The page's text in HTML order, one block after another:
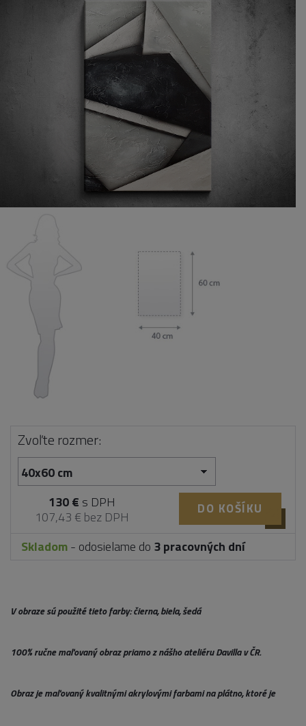
Zvoľte rozmer:
130 € s DPH
107,43 € bez DPH
DO KOŠÍKU
Skladom- odosielame do 3 pracovných dní
V obraze sú použité tieto farby: čierna, biela, šedá
100% ručne maľovaný obraz priamo z nášho ateliéru Davilla v ČR.
Obraz je maľovaný kvalitnými akrylovými farbami na plátno, ktoré je